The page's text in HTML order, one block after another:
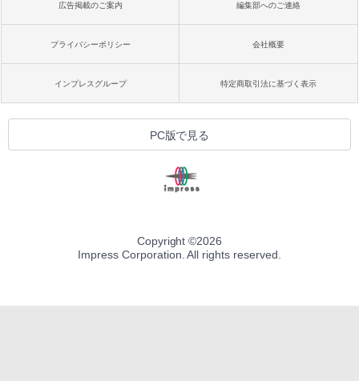
広告掲載のご案内 編集部へのご連絡
プライバシーポリシー 会社概要
インプレスグループ 特定商取引法に基づく表示
PC版で見る
Copyright ©2026
Impress Corporation. All rights reserved.